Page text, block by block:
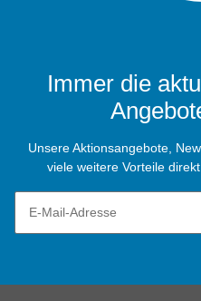
Immer die
Unsere Aktionsangebote,
viele weitere Vorteile